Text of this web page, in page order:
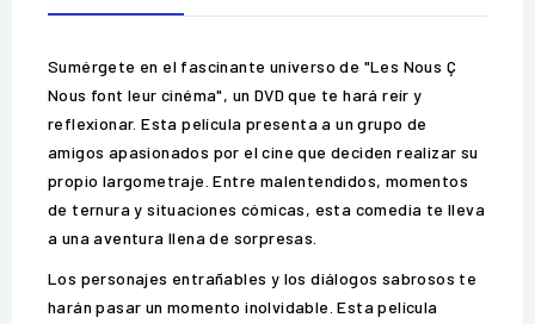
Sumérgete en el fascinante universo de "Les Nous Ç
Nous font leur cinéma", un DVD que te hará reír y
reflexionar. Esta película presenta a un grupo de
amigos apasionados por el cine que deciden realizar su
propio largometraje. Entre malentendidos, momentos
de ternura y situaciones cómicas, esta comedia te lleva
a una aventura llena de sorpresas.
Los personajes entrañables y los diálogos sabrosos te
harán pasar un momento inolvidable. Esta película